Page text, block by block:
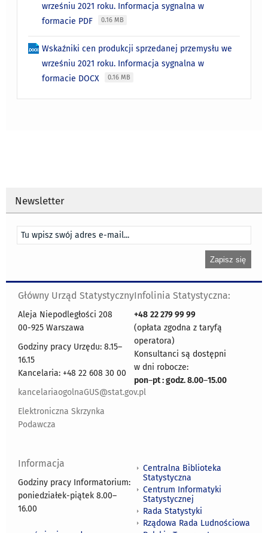
wrześniu 2021 roku. Informacja sygnalna w
formacie PDF
0.16 MB
Wskaźniki cen produkcji sprzedanej przemysłu we
wrześniu 2021 roku. Informacja sygnalna w
formacie DOCX
0.16 MB
Newsletter
Główny Urząd Statystyczny
Aleja Niepodległości 208
00-925 Warszawa
Godziny pracy Urzędu: 8.15–
16.15
Kancelaria: +48 22 608 30 00
kancelariaogolnaGUS@stat.gov.pl
Elektroniczna Skrzynka
Podawcza
Infolinia Statystyczna:
+48 22 279 99 99
(opłata zgodna z taryfą
operatora)
Konsultanci są dostępni
w dni robocze:
pon–pt : godz. 8.00–15.00
Informacja
Godziny pracy Informatorium:
poniedziałek-piątek 8.00–
16.00
Centralna Biblioteka
Statystyczna
Centrum Informatyki
Statystycznej
Rada Statystyki
Rządowa Rada Ludnościowa